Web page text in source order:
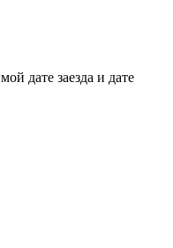
дате заезда и дате